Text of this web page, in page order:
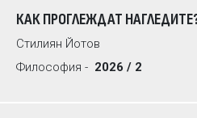
КАК ПРОГЛЕЖДАТ
Стилиян Йотов
Философия - 2026 / 2